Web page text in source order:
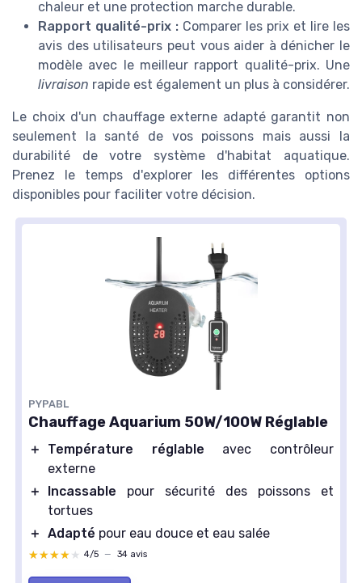
chaleur et une protection marche durable.
Rapport qualité-prix : Comparer les prix et lire les
avis des utilisateurs peut vous aider à dénicher le
modèle avec le meilleur rapport qualité-prix. Une
livraison rapide est également un plus à considérer.
Le choix d'un chauffage externe adapté garantit non
seulement la santé de vos poissons mais aussi la
durabilité de votre système d'habitat aquatique.
Prenez le temps d'explorer les différentes options
disponibles pour faciliter votre décision.
PYPABL
Chauffage Aquarium 50W/100W Réglable
＋ Température réglable avec contrôleur
externe
＋
Incassable pour sécurité des poissons et
tortues
＋ Adapté pour eau douce et eau salée
★★★★★
★★★★★ 4/5 — 34 avis